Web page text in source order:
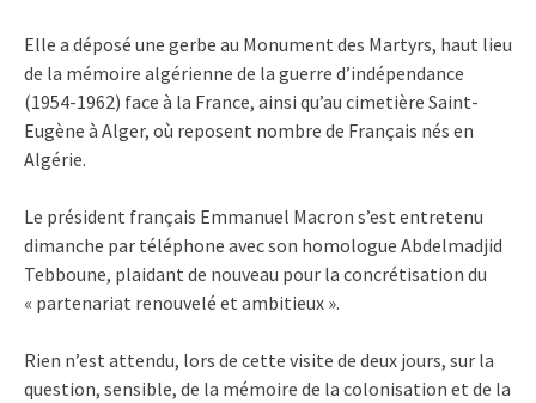
Elle a déposé une gerbe au Monument des Martyrs, haut lieu
de la mémoire algérienne de la guerre d’indépendance
(1954-1962) face à la France, ainsi qu’au cimetière Saint-
Eugène à Alger, où reposent nombre de Français nés en
Algérie.
Le président français Emmanuel Macron s’est entretenu
dimanche par téléphone avec son homologue Abdelmadjid
Tebboune, plaidant de nouveau pour la concrétisation du
« partenariat renouvelé et ambitieux ».
Rien n’est attendu, lors de cette visite de deux jours, sur la
question, sensible, de la mémoire de la colonisation et de la